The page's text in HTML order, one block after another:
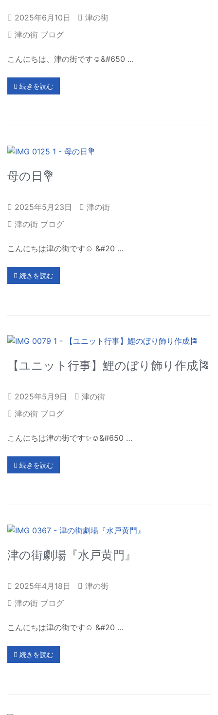
2025年6月10日
津の街
津の街 ブログ
こんにちは、津の街です☺&#650 …
続きを読む
母の日💐
2025年5月23日
津の街
津の街 ブログ
こんにちは津の街です☺️ &#20 …
続きを読む
【ユニット行事】鯉のぼり飾り作成🎏
2025年5月9日
津の街
津の街 ブログ
こんにちは津の街です✨☺&#650 …
続きを読む
津の街劇場『水戸黄門』
2025年4月18日
津の街
津の街 ブログ
こんにちは津の街です☺️ &#20 …
続きを読む